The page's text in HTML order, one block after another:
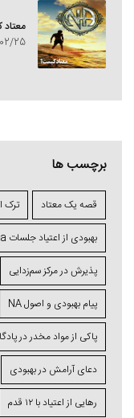
25
برچسب ها
قصه یک معتاد ترک
بهبودی از اعتیاد جلسات na
پذیرش در مرکز سم‌زدایی
پیام بهبودی و اصول NA
پاکی از مواد مخدر در
دعای آرامش در بهبودی
رهایی از اعتیاد با ۱۲ قدم